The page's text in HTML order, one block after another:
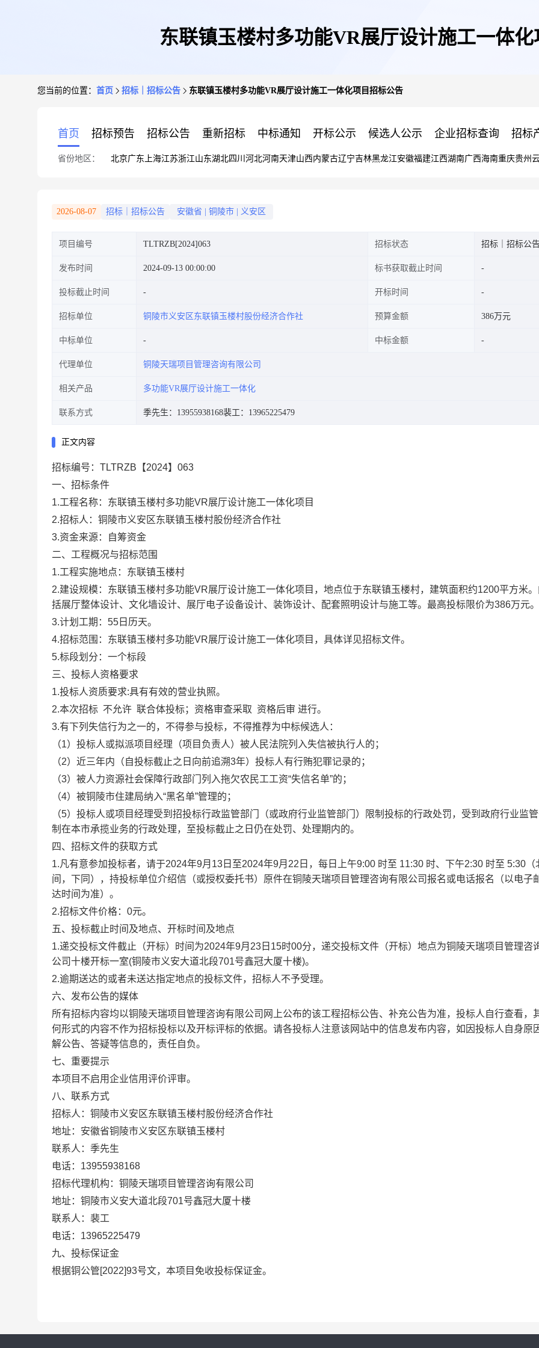
东联镇玉楼村多功能VR展厅设计施工一体
您当前的位置： 首页 招标｜招标公告 东联镇玉楼村多功能VR展厅设计施工一体化项目招标公告
首页 招标预告 招标公告 重新招标 中标通知 开标公示 候选人公示 企业招标查询 招标
省份地区： 北京广东 上海江苏浙江山东湖北四川 河北河南天津山西内蒙古辽宁吉林黑龙江安徽福建江西湖南广西海南重庆贵州
2026-08-07 招标｜招标公告 安徽省 铜陵市 义安区
项目编号 TLTRZB[2024]063 招标状态 招标｜招标公
发布时间 2024-09-13 00:00:00 标书获取截止时间
投标截止时间 开标时间
招标单位 铜陵市义安区东联镇玉楼村股份经济合作社 预算金额 386万元
中标单位 中标金额
代理单位 铜陵天瑞项目管理咨询有限公司
相关产品 多功能VR展厅设计施工一体化
联系方式 季先生：13955938168裴工：13965225479
正文内容
招标编号：TLTRZB【2024】063
一、招标条件
1.工程名称：东联镇玉楼村多功能VR展厅设计施工一体化项目
2.招标人：铜陵市义安区东联镇玉楼村股份经济合作社
3.资金来源：自筹资金
二、工程概况与招标范围
1.工程实施地点：东联镇玉楼村
2.建设规模：东联镇玉楼村多功能VR展厅设计施工一体化项目，地点位于东联镇玉楼村，建筑面积约1200平方米
括展厅整体设计、文化墙设计、展厅电子设备设计、装饰设计、配套照明设计与施工等。最高投标限价为386万元。
3.计划工期：55日历天。
4.招标范围：东联镇玉楼村多功能VR展厅设计施工一体化项目，具体详见招标文件。
5.标段划分：一个标段
三、投标人资格要求
1.投标人资质要求:具有有效的营业执照。
2.本次招标 不允许 联合体投标；资格审查采取 资格后审 进行。
3.有下列失信行为之一的，不得参与投标，不得推荐为中标候选人：
（1）投标人或拟派项目经理（项目负责人）被人民法院列入失信被执行人的；
（2）近三年内（自投标截止之日向前追溯3年）投标人有行贿犯罪记录的；
（3）被人力资源社会保障行政部门列入拖欠农民工工资“失信名单”的；
（4）被铜陵市住建局纳入“黑名单”管理的；
（5）投标人或项目经理受到招投标行政监管部门（或政府行业监管部门）限制投标的行政处罚，受到政府行业监
制在本市承揽业务的行政处理，至投标截止之日仍在处罚、处理期内的。
四、招标文件的获取方式
1.凡有意参加投标者，请于2024年9月13日至2024年9月22日，每日上午9:00 时至 11:30 时、下午2:30 时至 5:30（
间，下同），持投标单位介绍信（或授权委托书）原件在铜陵天瑞项目管理咨询有限公司报名或电话报名（以电子
达时间为准）。
2.招标文件价格：0元。
五、投标截止时间及地点、开标时间及地点
1.递交投标文件截止（开标）时间为2024年9月23日15时00分，递交投标文件（开标）地点为铜陵天瑞项目管理咨
公司十楼开标一室(铜陵市义安大道北段701号鑫冠大厦十楼)。
2.逾期送达的或者未送达指定地点的投标文件，招标人不予受理。
六、发布公告的媒体
所有招标内容均以铜陵天瑞项目管理咨询有限公司网上公布的该工程招标公告、补充公告为准，投标人自行查看，
何形式的内容不作为招标投标以及开标评标的依据。请各投标人注意该网站中的信息发布内容，如因投标人自身原
解公告、答疑等信息的，责任自负。
七、重要提示
本项目不启用企业信用评价评审。
八、联系方式
招标人：铜陵市义安区东联镇玉楼村股份经济合作社
地址：安徽省铜陵市义安区东联镇玉楼村
联系人：季先生
电话：13955938168
招标代理机构：铜陵天瑞项目管理咨询有限公司
地址：铜陵市义安大道北段701号鑫冠大厦十楼
联系人：裴工
电话：13965225479
九、投标保证金
根据铜公管[2022]93号文，本项目免收投标保证金。